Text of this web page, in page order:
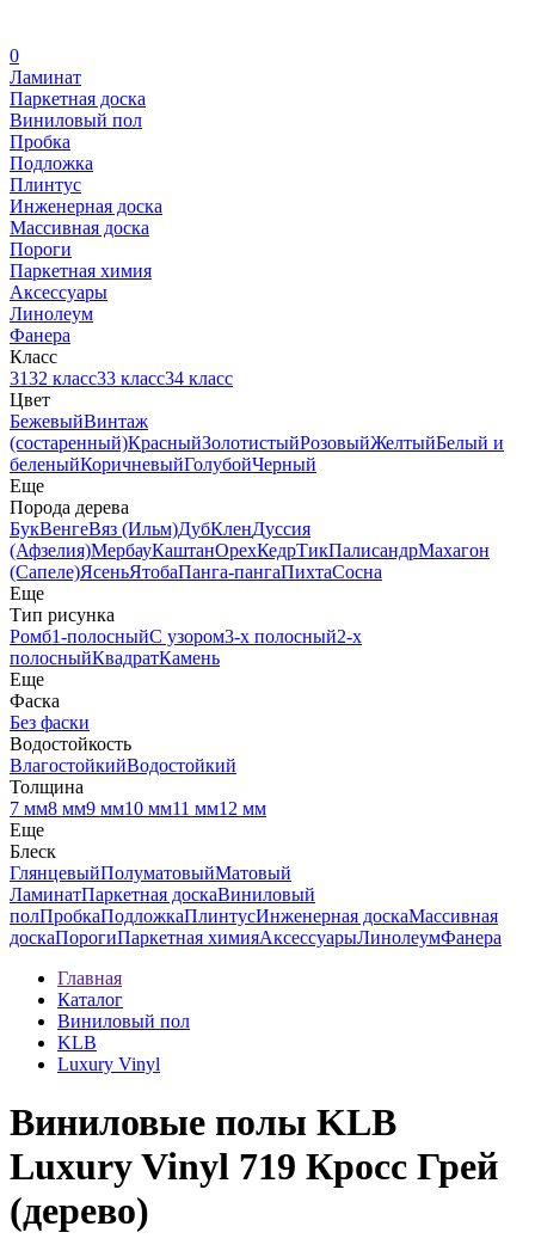
0
Ламинат
Паркетная доска
Виниловый пол
Пробка
Подложка
Плинтус
Инженерная доска
Массивная доска
Пороги
Паркетная химия
Аксессуары
Линолеум
Фанера
Класс
3132 класс33 класс34 класс
Цвет
БежевыйВинтаж
(состаренный)КрасныйЗолотистыйРозовыйЖелтыйБелый и
беленыйКоричневыйГолубойЧерный
Еще
Порода дерева
БукВенгеВяз (Ильм)ДубКленДуссия
(Афзелия)МербауКаштанОрехКедрТикПалисандрМахагон
(Сапеле)ЯсеньЯтобаПанга-пангаПихтаСосна
Еще
Тип рисунка
Ромб1-полосныйС узором3-х полосный2-х
полосныйКвадратКамень
Еще
Фаска
Без фаски
Водостойкость
ВлагостойкийВодостойкий
Толщина
7 мм8 мм9 мм10 мм11 мм12 мм
Еще
Блеск
ГлянцевыйПолуматовыйМатовый
ЛаминатПаркетная доскаВиниловый
полПробкаПодложкаПлинтусИнженерная доскаМассивная
доскаПорогиПаркетная химияАксессуарыЛинолеумФанера
Главная
Каталог
Виниловый пол
KLB
Luxury Vinyl
Виниловые полы KLB
Luxury Vinyl 719 Кросс Грей
(дерево)